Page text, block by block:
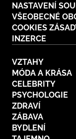
NASTAVENÍ
VŠEOBECNÉ
COOKIES
INZERCE
VZTAHY
MÓDA A KRÁSA
CELEBRITY
PSYCHOLOGIE
ZDRAVÍ
ZÁBAVA
BYDLENÍ